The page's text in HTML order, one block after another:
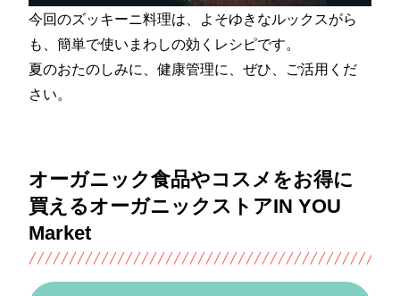
今回のズッキーニ料理は、よそゆきなルックスがら
も、簡単で使いまわしの効くレシピです。
夏のおたのしみに、健康管理に、ぜひ、ご活用くだ
さい。
オーガニック食品やコスメをお得に
買えるオーガニックストアIN YOU
Market